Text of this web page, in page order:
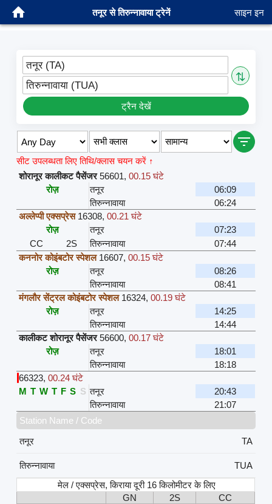
तनूर से तिरुन्नावाया ट्रेनें साइन इन
तनूर (TA)
⇅
तिरुन्नावाया (TUA)
ट्रैन देखें
सीट उपलब्धता लिए तिथि/क्लास चयन करें ↑
शोरानूर कालीकट पैसेंजर 56601,00.15 घंटे
रोज़
तनूर
06:09
तिरुन्नावाया
06:24
अल्लेप्पी एक्सप्रेस 16308,00.21 घंटे
रोज़
तनूर
07:23
CC
2S तिरुन्नावाया
07:44
कननोर कोइंबटोर स्पेशल 16607,00.15 घंटे
रोज़
तनूर
08:26
तिरुन्नावाया
08:41
मंगलौर सेंट्रल कोइंबटोर स्पेशल 16324,00.19 घंटे
रोज़
तनूर
14:25
तिरुन्नावाया
14:44
कालीकट शोरानूर पैसेंजर 56600,00.17 घंटे
रोज़
तनूर
18:01
तिरुन्नावाया
18:18
66323,00.24 घंटे
M T W T F S S तनूर
20:43
तिरुन्नावाया
21:07
Station Name / Code
तनूर
TA
तिरुन्नावाया
TUA
मेल / एक्सप्रेस, किराया दूरी 16 किलोमीटर के लिए
GN
2S
CC